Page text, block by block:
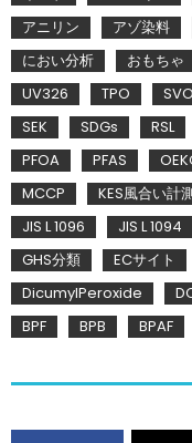
アニリン
アゾ染料
におい分析
おもちゃ
UV326
TPO
SEK
SDGs RSL
PFOA
PFAS
MCCP
KES風合い計
JIS L 1096
JIS L 1094
GHS分類
ECサイト
DicumylPeroxide
BPF
BPB BPAF